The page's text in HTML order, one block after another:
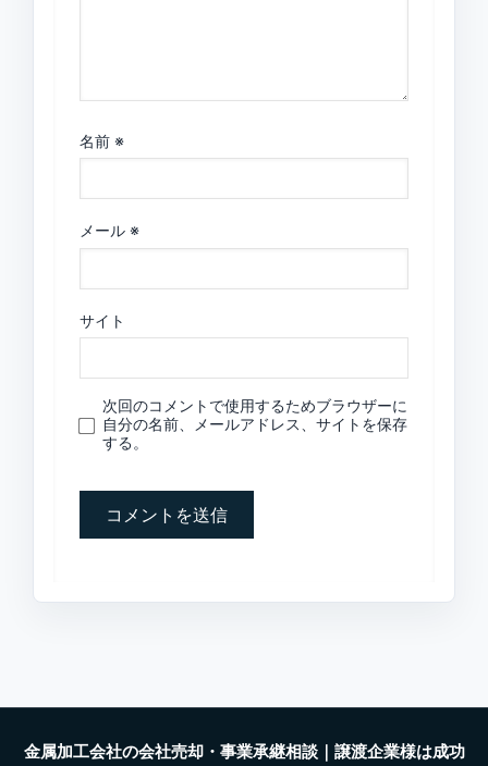
名前 ※
メール ※
サイト
次回のコメントで使用するためブラウザーに
自分の名前、メールアドレス、サイトを保存
する。